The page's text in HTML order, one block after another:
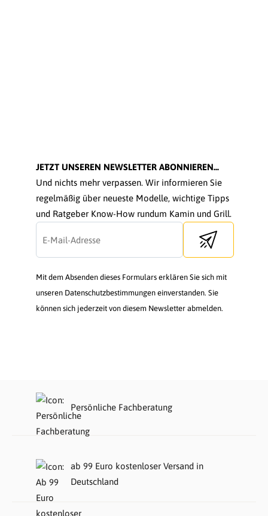
JETZT UNSEREN NEWSLETTER ABONNIEREN...
Und nichts mehr verpassen. Wir informieren Sie
regelmäßig über neueste Modelle, wichtige Tipps
und Ratgeber Know-How rundum Kamin und Grill.
Send newsletter
Mit dem Absenden dieses Formulars erklären Sie sich mit
unseren Datenschutzbestimmungen einverstanden. Sie
können sich jederzeit von diesem Newsletter abmelden.
Persönliche Fachberatung
ab 99 Euro kostenloser Versand in
Deutschland